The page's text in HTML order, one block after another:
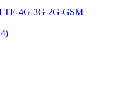
4G-3G-2G-GSM